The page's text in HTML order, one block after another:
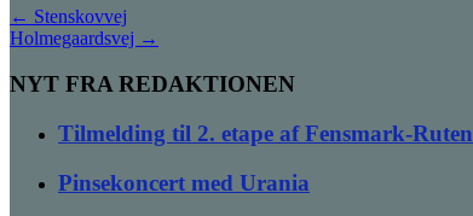
← Stenskovvej
Holmegaardsvej →
NYT FRA REDAKTIONEN
Tilmelding til 2. etape af Fensmark-Ruten
Pinsekoncert med Urania